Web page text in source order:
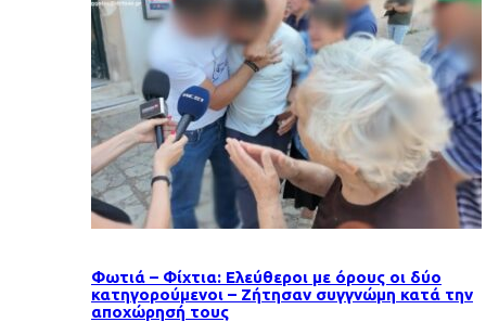
Φωτιά – Φίχτια: Ελεύθεροι με όρους οι δύο
κατηγορούμενοι – Ζήτησαν συγγνώμη κατά την
αποχώρησή τους